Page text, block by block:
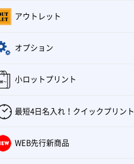
アウトレット
オプション
小ロットプリント
最短4日名入れ！クイックプリント
WEB先行新商品